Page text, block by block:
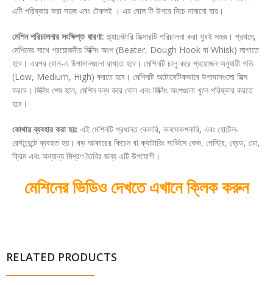
এটি পরিষ্কার করা সহজ এবং টেকসই । এর বোল টি উপরে নিচে নামানো যায়।
মেশিন পরিচালনার সংক্ষিপ্ত ধারণা: প্ল্যানেটারি মিক্সারটি পরিচালনা করা খুবই সহজ। প্রথমে,
মেশিনের সাথে প্রয়োজনীয় মিক্সিং অংশ (Beater, Dough Hook বা Whisk) লাগাতে
হবে। এরপর বোল-এ উপাদানগুলো রাখতে হবে। মেশিনটি চালু করে প্রয়োজন অনুযায়ী গতি
(Low, Medium, High) করতে হবে। মেশিনটি অটোমেটিকভাবে উপাদানগুলো মিক্স
করবে। মিক্সিং শেষ হলে, মেশিন বন্ধ করে বোল এবং মিক্সিং অংশগুলো খুলে পরিষ্কার করতে
হবে।
কোথায় ব্যবহার করা হয়: এই মেশিনটি প্রধানত বেকারি, কনফেকশনারি, এবং হোটেল-
রেস্টুরেন্টে ব্যবহৃত হয়। বড় আকারের কিচেন বা ক্যাটারিং সার্ভিসে কেক, পেস্ট্রি, ব্রেড, ডো,
ক্রিম এবং অন্যান্য মিশ্রণ তৈরির জন্য এটি উপযোগী।
মেশিনের ভিডিও দেখতে এখানে ক্লিক করুন
RELATED PRODUCTS